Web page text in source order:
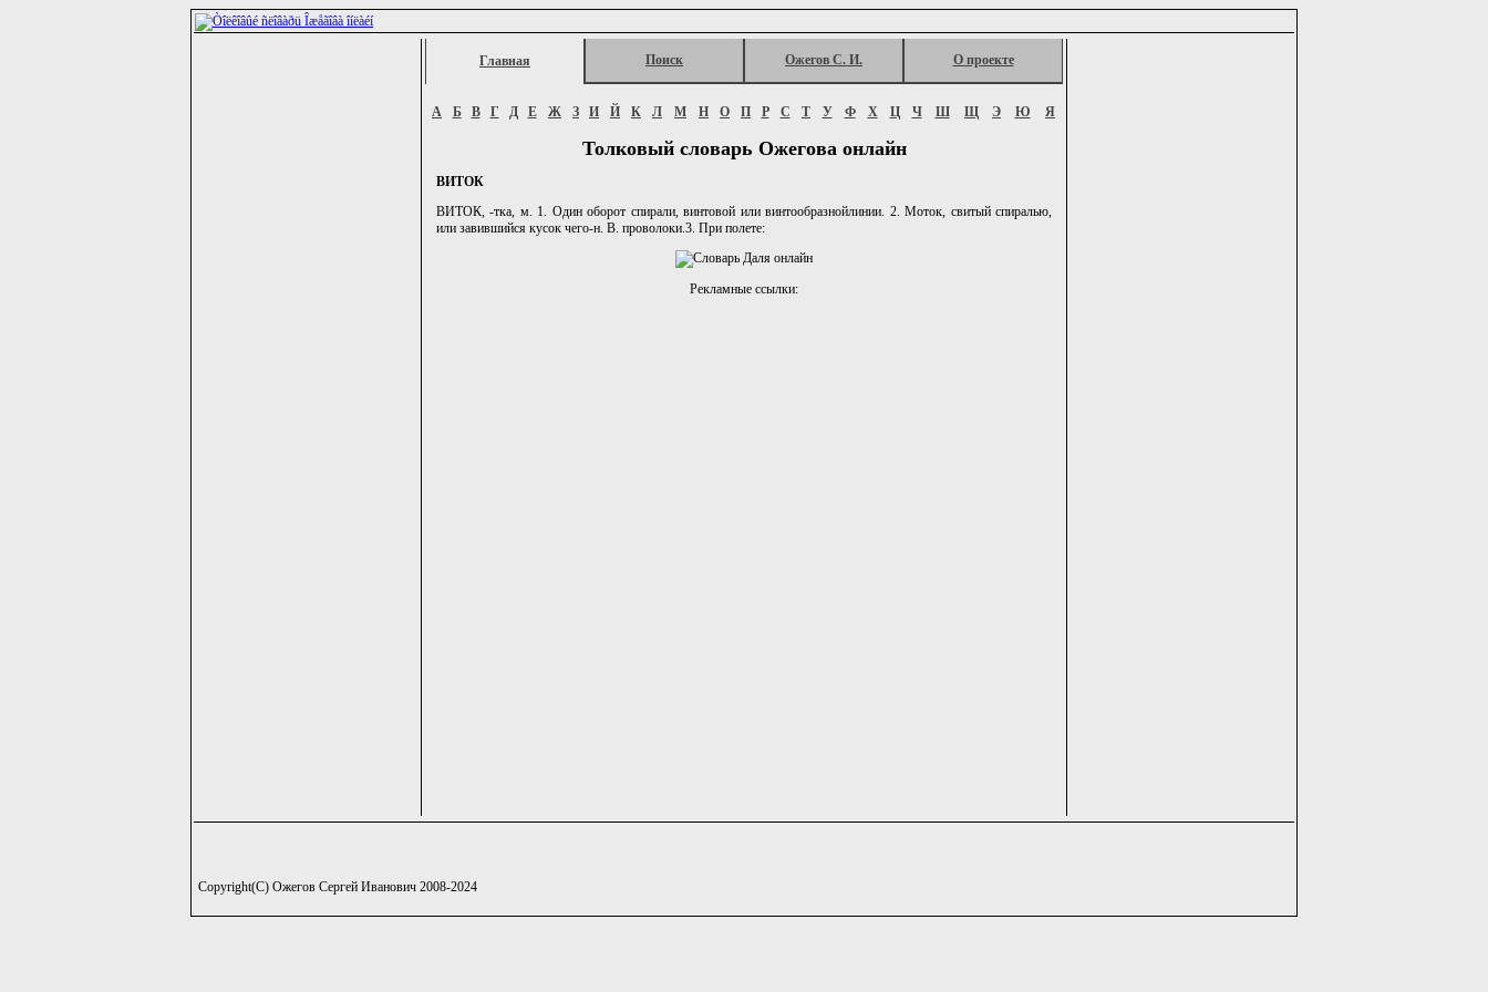
Главная Поиск Ожегов С. И. О проекте
А Б В Г Д Е Ж З И Й К Л М Н О П Р С Т У Ф Х Ц Ч Ш Щ Э Ю Я
Толковый словарь Ожегова онлайн
ВИТОК
ВИТОК, -тка, м. 1. Один оборот спирали, винтовой или винтообразнойлинии. 2. Моток, свитый спиралью,
или завившийся кусок чего-н. В. проволоки.3. При полете:
Рекламные ссылки:
Copyright(C) Ожегов Сергей Иванович 2008-2024